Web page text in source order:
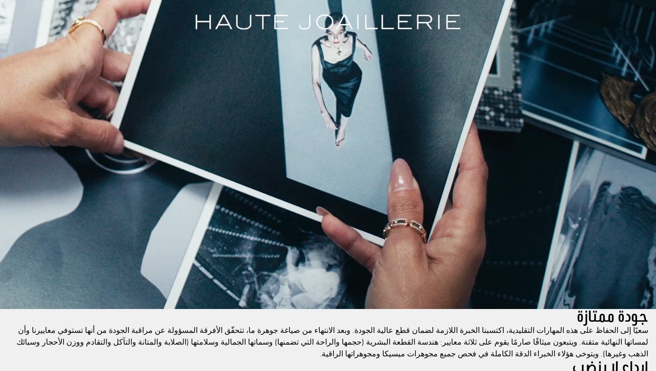
جودة ممتازة
سعيًا إلى الحفاظ على هذه المهارات التقليدية، اكتسبنا الخبرة اللازمة لضمان قطع عالية الجودة. وبعد الانتهاء من صياغة جوهرة ما، تتحقّق الأفرقة المسؤولة عن مراقبة الجودة من أنها تستوفي معاييرنا وأن
لمساتها النهائية متقنة. ويتبعون ميثاقًا صارمًا يقوم على ثلاثة معايير: هندسة القطعة البشرية (حجمها والراحة التي تضمنها) وسماتها الجمالية وسلامتها (الصلابة والمتانة والتآكل والتقادم ووزن الأحجار وسبائك
الذهب وغيرها). ويتوخى هؤلاء الخبراء الدقة الكاملة في فحص جميع مجوهرات ميسيكا ومجوهراتها الراقية.